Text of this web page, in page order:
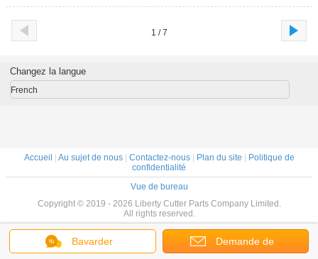
1 / 7
Bavarder Demande de
Changez la langue
French
Accueil Au sujet de nous| Contactez-nous| Plan du site
Politique de
confidentialité
Vue de bureau
Copyright © 2019 - 2026 Liberty Cutter Parts Company Limited.
All rights reserved.